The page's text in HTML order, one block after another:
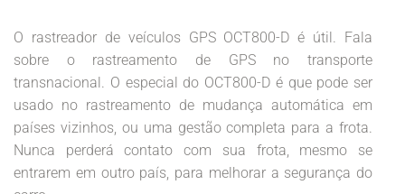
O rastreador de veículos GPS OCT800-D é útil. Fala
sobre o rastreamento de GPS no transporte
transnacional. O especial do OCT800-D é que pode ser
usado no rastreamento de mudança automática em
países vizinhos, ou uma gestão completa para a frota.
Nunca perderá contato com sua frota, mesmo se
entrarem em outro país, para melhorar a segurança do